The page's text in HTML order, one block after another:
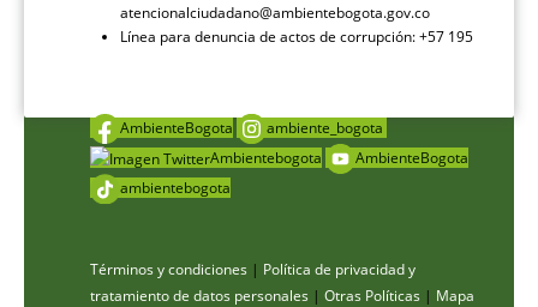
atencionalciudadano@ambientebogota.gov.co
Línea para denuncia de actos de corrupción: +57 195
AmbienteBogota
ambiente_bogota
Ambientebogota
AmbienteBogota
ambientebogota
Términos y condiciones | Política de privacidad y
tratamiento de datos personales | Otras Políticas | Mapa